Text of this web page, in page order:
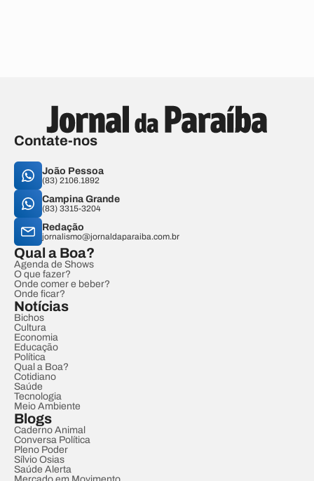
Contate-nos
João Pessoa
(83) 2106.1892
Campina Grande
(83) 3315-3204
Redação
jornalismo@jornaldaparaiba.com.br
Qual a Boa?
Agenda de Shows
O que fazer?
Onde comer e beber?
Onde ficar?
Notícias
Bichos
Cultura
Economia
Educação
Política
Qual a Boa?
Cotidiano
Saúde
Tecnologia
Meio Ambiente
Blogs
Caderno Animal
Conversa Política
Pleno Poder
Sílvio Osias
Saúde Alerta